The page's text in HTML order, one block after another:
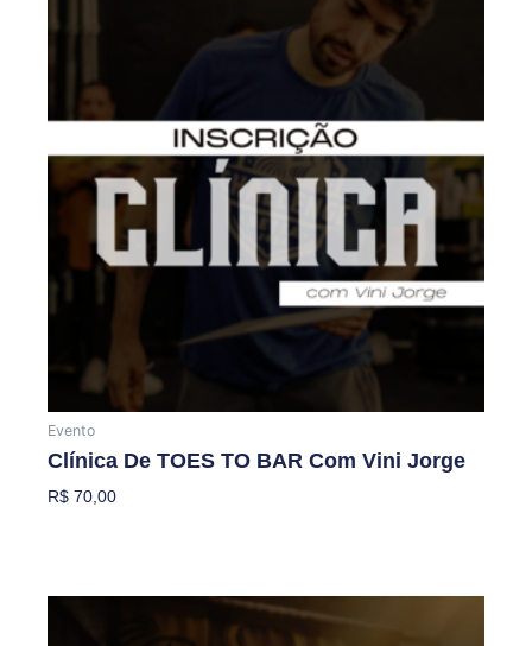
Evento
Clínica De TOES TO BAR Com Vini Jorge
R$ 70,00